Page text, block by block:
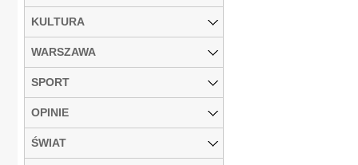
KULTURA
WARSZAWA
SPORT
OPINIE
ŚWIAT